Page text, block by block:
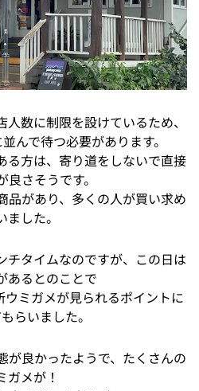
数に制限を設けているため、
んで待つ必要があります。
る方は、寄り道をしないで直接
良さそうです。
品があり、多くの人が買い求め
ました。
チタイムなのですが、この日は
あるとのことで
ミガメが見られるポイントに
らいました。
が良かったようで、たくさんの
ガメが！